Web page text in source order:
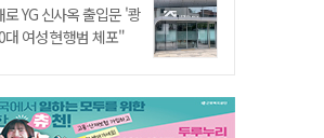
YG 신사옥 출입문 '쾅
여성 현행범 체포"